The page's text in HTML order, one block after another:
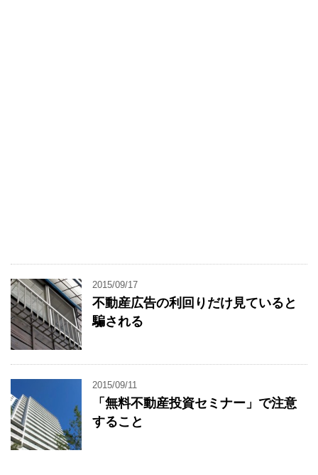
2015/09/17
不動産広告の利回りだけ見ていると
騙される
2015/09/11
「無料不動産投資セミナー」で注意
すること